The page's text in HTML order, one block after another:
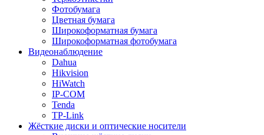
Фотобумага
Цветная бумага
Широкоформатная бумага
Широкоформатная фотобумага
Видеонаблюдение
Dahua
Hikvision
HiWatch
IP-COM
Tenda
TP-Link
Жёсткие диски и оптические носители